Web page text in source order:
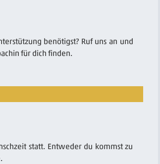
benötigst? Ruf uns an und
für dich finden.
statt. Entweder du kommst zu